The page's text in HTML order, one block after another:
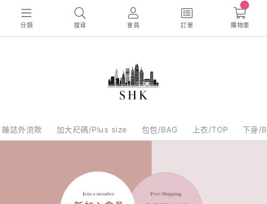
分類 搜尋 會員 訂單 購物車
雜誌外流款 加大尺碼/Plus size 包包/BAG 上衣/TOP 下身/